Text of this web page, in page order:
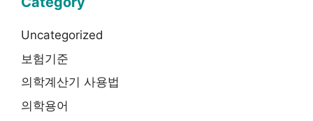
Uncategorized
보험기준
의학계산기 사용법
의학용어